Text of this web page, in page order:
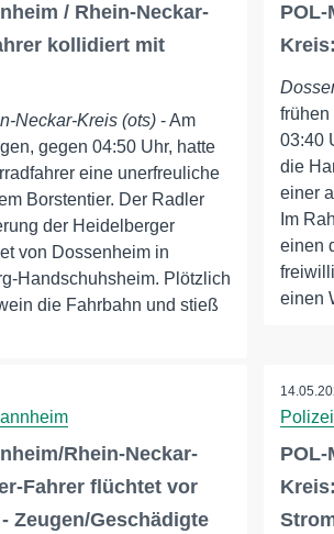
/ Rhein-Neckar-
kollidiert mit
Neckar-Kreis (ots)- Am
gegen 04:50 Uhr, hatte
eine unerfreuliche
Borstentier. Der Radler
der Heidelberger
von Dossenheim in
Handschuhsheim. Plötzlich
die Fahrbahn und stieß
frühen
03:40
die
einer
Im
einen
einen
Rhein-Neckar-
Fahrer flüchtet vor
Zeugen/Geschädigte